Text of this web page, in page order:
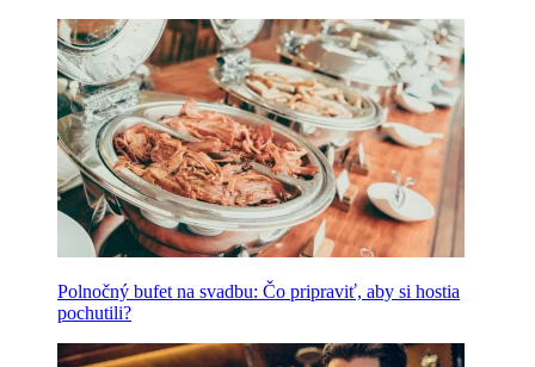
Polnočný bufet na svadbu: Čo pripraviť, aby si hostia
pochutili?